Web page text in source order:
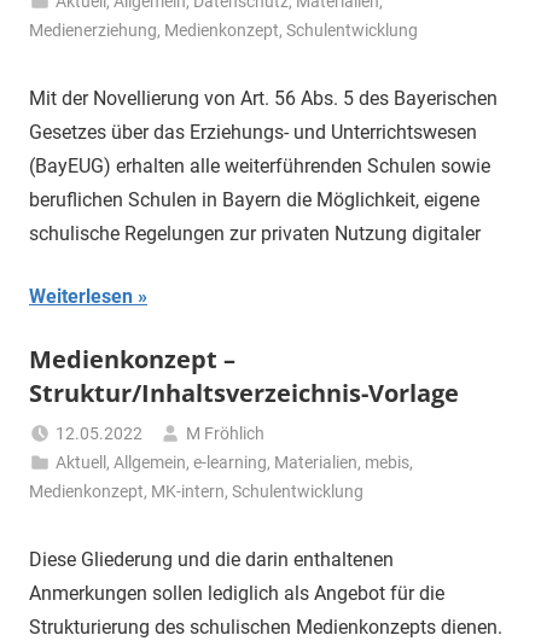
Medienerziehung, Medienkonzept, Schulentwicklung
Mit der Novellierung von Art. 56 Abs. 5 des Bayerischen
Gesetzes über das Erziehungs- und Unterrichtswesen
(BayEUG) erhalten alle weiterführenden Schulen sowie
beruflichen Schulen in Bayern die Möglichkeit, eigene
schulische Regelungen zur privaten Nutzung digitaler
Weiterlesen
Medienkonzept –
Struktur/Inhaltsverzeichnis-Vorlage
12.05.2022
M Fröhlich
Aktuell ,Allgemein,e-learning, Materialien, mebis,
Medienkonzept, MK-intern, Schulentwicklung
Diese Gliederung und die darin enthaltenen
Anmerkungen sollen lediglich als Angebot für die
Strukturierung des schulischen Medienkonzepts dienen.